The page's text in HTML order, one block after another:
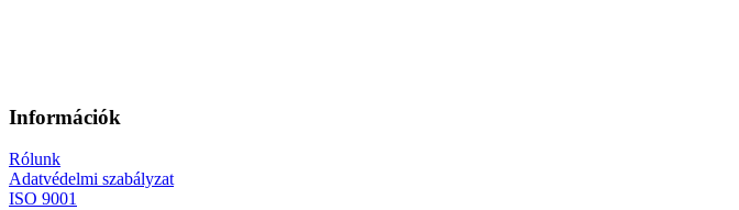
Információk
Rólunk
Adatvédelmi szabályzat
ISO 9001